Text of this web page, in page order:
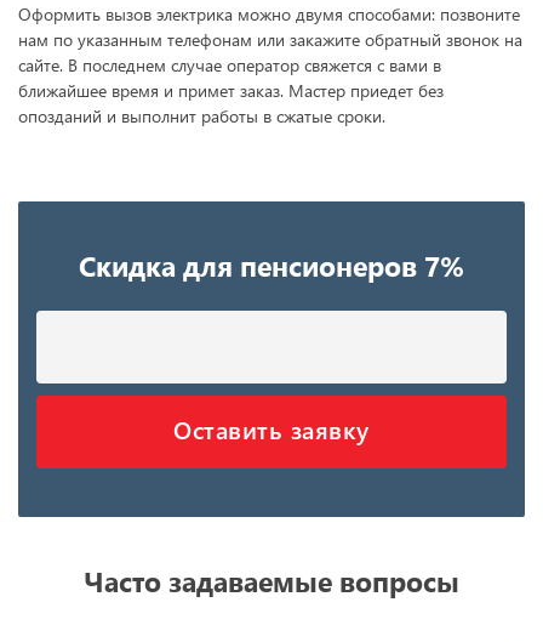
Оформить вызов электрика можно двумя способами: позвоните
нам по указанным телефонам или закажите обратный звонок на
сайте. В последнем случае оператор свяжется с вами в
ближайшее время и примет заказ. Мастер приедет без
опозданий и выполнит работы в сжатые сроки.
Скидка для пенсионеров 7%
Оставить заявку
Часто задаваемые вопросы